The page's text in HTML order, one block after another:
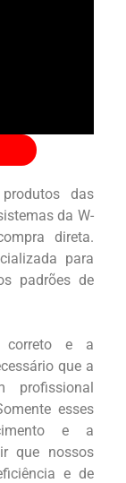
das
da W-
direta.
para
padrões de
correto e a
que a
profissional
esses
e a
que nossos
e de